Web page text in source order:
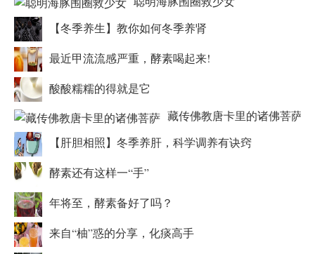
【冬季养生】教你如何冬季养肾
最近甲流流感严重，酵素喝起来!
酸酸糯糯的得就是它
藏传佛教唐卡里的诸佛菩萨
【肝胆相照】冬季养肝，科学调养有诀窍
酵素还有这样一“手”
年将至，酵素备好了吗？
来自“柚”惑的分享，化痰高手